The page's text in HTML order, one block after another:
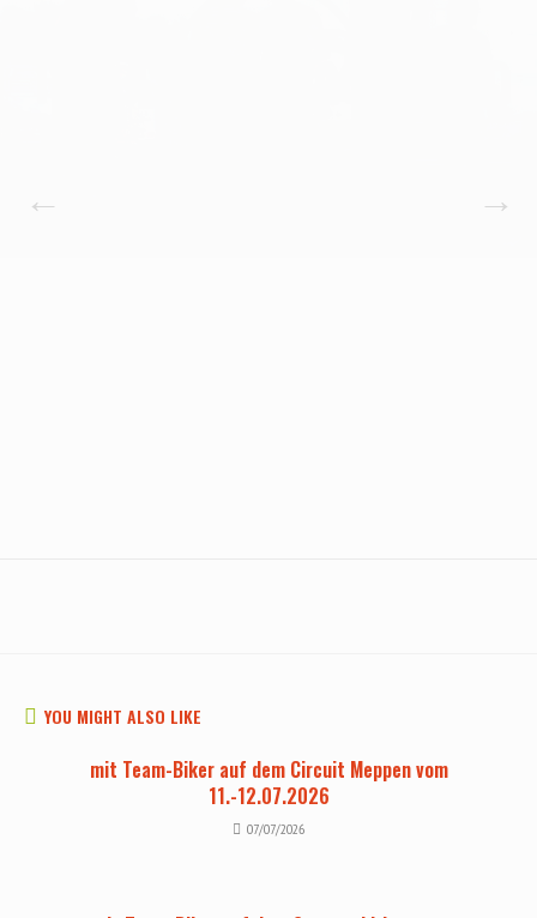
YOU MIGHT ALSO LIKE
mit Team-Biker auf dem Circuit Meppen vom
11.-12.07.2026
07/07/2026